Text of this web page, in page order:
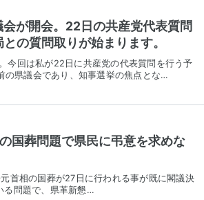
が開会。22日の共産党代表質問
の質問取りが始まります。
今回は私が22日に共産党の代表質問を行う予
の県議会であり、知事選挙の焦点とな…
国葬問題で県民に弔意を求めな
首相の国葬が27日に行われる事が既に閣議決
る問題で、県革新懇…